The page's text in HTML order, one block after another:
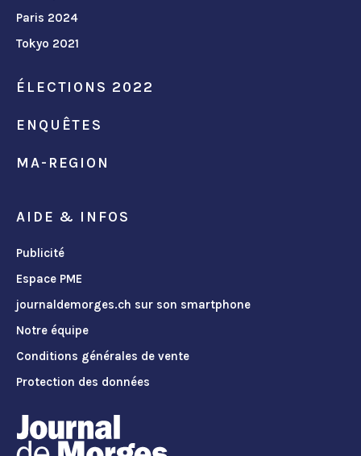
Paris 2024
Tokyo 2021
ÉLECTIONS 2022
ENQUÊTES
MA-REGION
AIDE & INFOS
Publicité
Espace PME
journaldemorges.ch sur son smartphone
Notre équipe
Conditions générales de vente
Protection des données